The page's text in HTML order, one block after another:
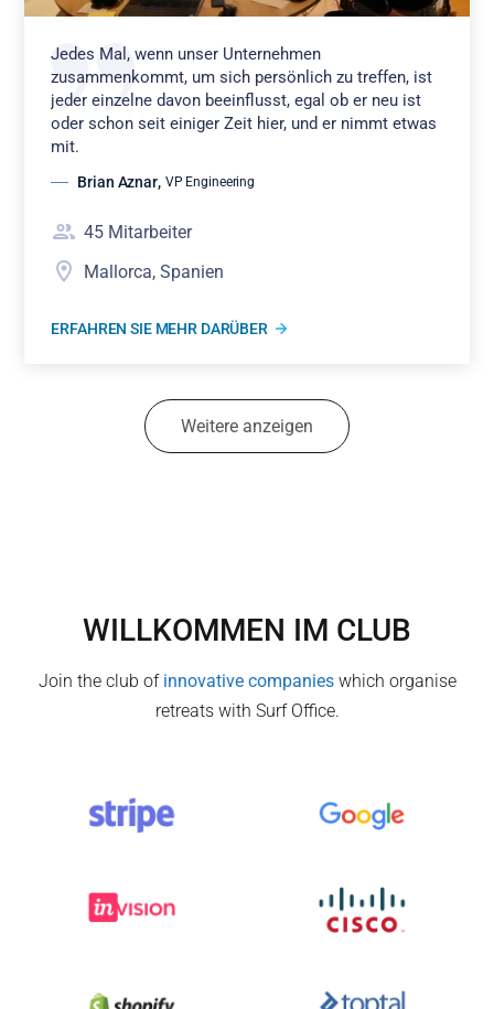
Jedes Mal, wenn unser Unternehmen
zusammenkommt, um sich persönlich zu treffen, ist
jeder einzelne davon beeinflusst, egal ob er neu ist
oder schon seit einiger Zeit hier, und er nimmt etwas
mit.
Brian Aznar, VP Engineering
45 Mitarbeiter
Mallorca, Spanien
ERFAHREN SIE MEHR DARÜBER
Weitere anzeigen
WILLKOMMEN IM CLUB
Join the club of innovative companieswhich organise
retreats with Surf Office.